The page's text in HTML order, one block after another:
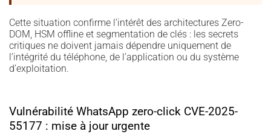
Cette situation confirme l’intérêt des architectures Zero-
DOM, HSM offline et segmentation de clés : les secrets
critiques ne doivent jamais dépendre uniquement de
l’intégrité du téléphone, de l’application ou du système
d’exploitation.
Vulnérabilité WhatsApp zero-click CVE-2025-
55177 : mise à jour urgente